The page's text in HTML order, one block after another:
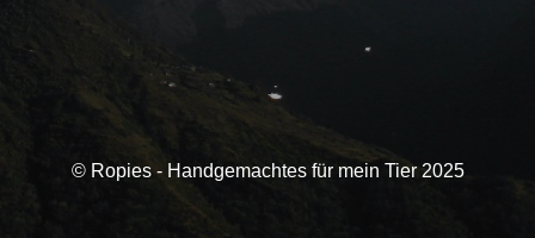
© Ropies - Handgemachtes für mein Tier 2025